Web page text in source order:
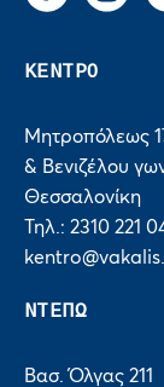
Facebook
ΚΕΝΤΡΟ
Μητροπόλεως
& Βενιζέλου
Θεσσαλονίκη
Τηλ.: 2310 221
ΝΤΕΠΩ
Βασ. Όλγας 211